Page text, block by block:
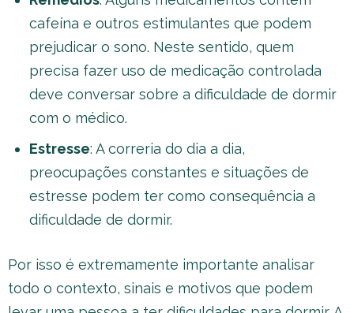
cafeína e outros estimulantes que podem
prejudicar o sono. Neste sentido, quem
precisa fazer uso de medicação controlada
deve conversar sobre a dificuldade de dormir
com o médico.
Estresse: A correria do dia a dia,
preocupações constantes e situações de
estresse podem ter como consequência a
dificuldade de dormir.
Por isso é extremamente importante analisar
todo o contexto, sinais e motivos que podem